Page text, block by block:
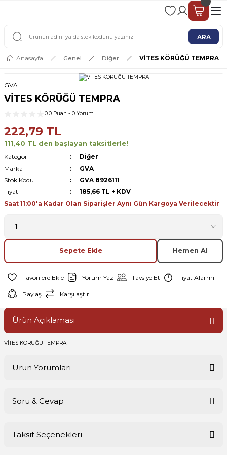
2 - 4 İŞ GÜNÜ İÇERİSİNDE KARGO
ARA
Anasayfa Genel Diğer VİTES KÖRÜĞÜ TEMPRA
GVA
VİTES KÖRÜĞÜ TEMPRA
0.0 Puan - 0 Yorum
222,79 TL
111,40 TL den başlayan taksitlerle!
Kategori
Diğer
Marka
GVA
Stok Kodu
GVA 8926111
Fiyat
185,66 TL + KDV
Saat 11:00'a Kadar Olan Siparişler Aynı Gün Kargoya Verilecektir
Sepete Ekle Hemen Al
Yorum Yaz Tavsiye Et Fiyat Alarmı
Paylaş Karşılaştır
Ürün Açıklaması
VİTES KÖRÜĞÜ TEMPRA
Ürün Yorumları
Soru & Cevap
Taksit Seçenekleri